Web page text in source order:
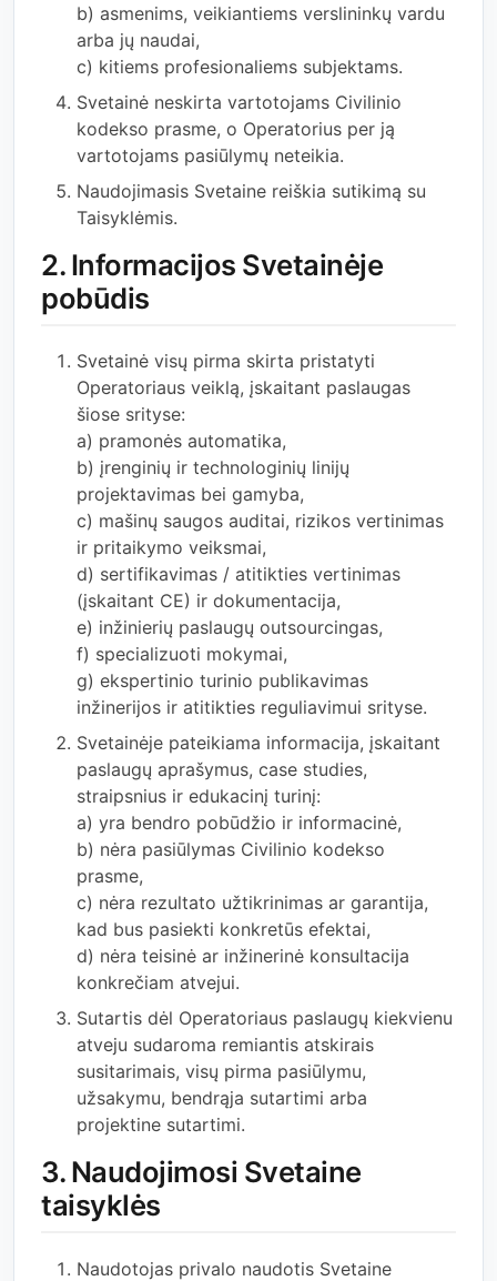
b) asmenims, veikiantiems verslininkų vardu
arba jų naudai,
c) kitiems profesionaliems subjektams.
Svetainė neskirta vartotojams Civilinio
kodekso prasme, o Operatorius per ją
vartotojams pasiūlymų neteikia.
Naudojimasis Svetaine reiškia sutikimą su
Taisyklėmis.
2. Informacijos Svetainėje
pobūdis
Svetainė visų pirma skirta pristatyti
Operatoriaus veiklą, įskaitant paslaugas
šiose srityse:
a) pramonės automatika,
b) įrenginių ir technologinių linijų
projektavimas bei gamyba,
c) mašinų saugos auditai, rizikos vertinimas
ir pritaikymo veiksmai,
d) sertifikavimas / atitikties vertinimas
(įskaitant CE) ir dokumentacija,
e) inžinierių paslaugų outsourcingas,
f) specializuoti mokymai,
g) ekspertinio turinio publikavimas
inžinerijos ir atitikties reguliavimui srityse.
Svetainėje pateikiama informacija, įskaitant
paslaugų aprašymus, case studies,
straipsnius ir edukacinį turinį:
a) yra bendro pobūdžio ir informacinė,
b) nėra pasiūlymas Civilinio kodekso
prasme,
c) nėra rezultato užtikrinimas ar garantija,
kad bus pasiekti konkretūs efektai,
d) nėra teisinė ar inžinerinė konsultacija
konkrečiam atvejui.
Sutartis dėl Operatoriaus paslaugų kiekvienu
atveju sudaroma remiantis atskirais
susitarimais, visų pirma pasiūlymu,
užsakymu, bendrąja sutartimi arba
projektine sutartimi.
3. Naudojimosi Svetaine
taisyklės
Naudotojas privalo naudotis Svetaine